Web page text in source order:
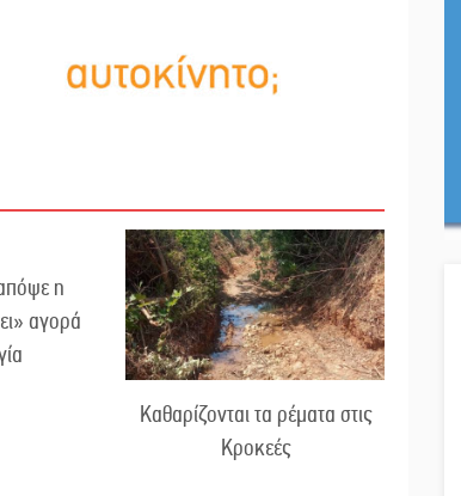
η
αγορά
Καθαρίζονται τα ρέματα στις
Κροκεές